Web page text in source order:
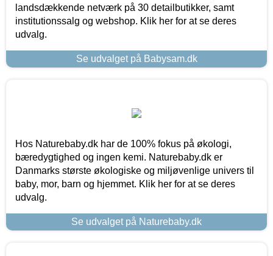
landsdækkende netværk på 30 detailbutikker, samt
institutionssalg og webshop. Klik her for at se deres
udvalg.
Se udvalget på Babysam.dk
Hos Naturebaby.dk har de 100% fokus på økologi,
bæredygtighed og ingen kemi. Naturebaby.dk er
Danmarks største økologiske og miljøvenlige univers til
baby, mor, barn og hjemmet. Klik her for at se deres
udvalg.
Se udvalget på Naturebaby.dk